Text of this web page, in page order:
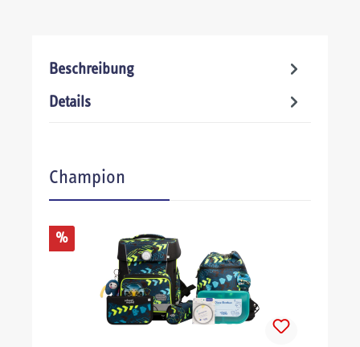
Beschreibung
Details
Produktgalerie überspringen
Champion
%